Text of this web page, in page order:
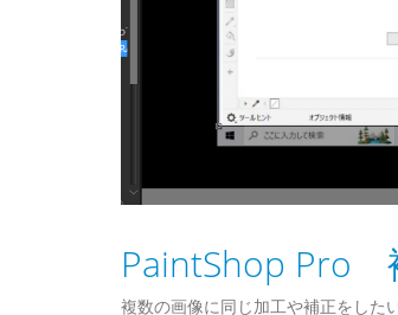
PaintShop Pro
複数の画像に同じ加工や補正をした